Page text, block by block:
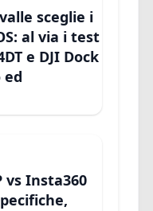
sceglie i
al via i test
e DJI Dock
vs Insta360